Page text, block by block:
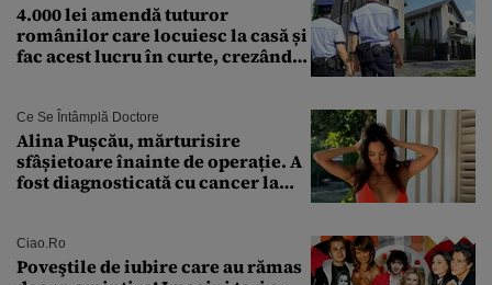
4.000 lei amendă tuturor
românilor care locuiesc la casă și
fac acest lucru în curte, crezând
Ce Se Întâmplă Doctore
Alina Pușcău, mărturisire
sfâșietoare înainte de operație. A
fost diagnosticată cu cancer la
îmi salvez viața”
Ciao.ro
Poveştile de iubire care au rămas